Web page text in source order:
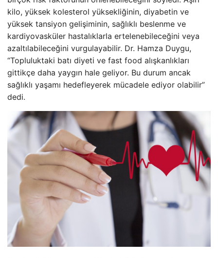
kilo, yüksek kolesterol yüksekliğinin, diyabetin ve
yüksek tansiyon gelişiminin, sağlıklı beslenme ve
kardiyovasküler hastalıklarla ertelenebileceğini veya
azaltılabileceğini vurgulayabilir. Dr. Hamza Duygu,
“Topluluktaki batı diyeti ve fast food alışkanlıkları
gittikçe daha yaygın hale geliyor. Bu durum ancak
sağlıklı yaşamı hedefleyerek mücadele ediyor olabilir”
dedi.